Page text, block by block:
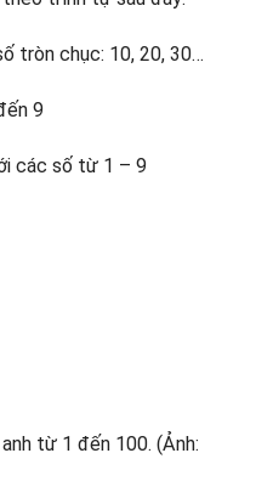
tròn chục: 10, 20, 30…
9
các số từ 1 – 9